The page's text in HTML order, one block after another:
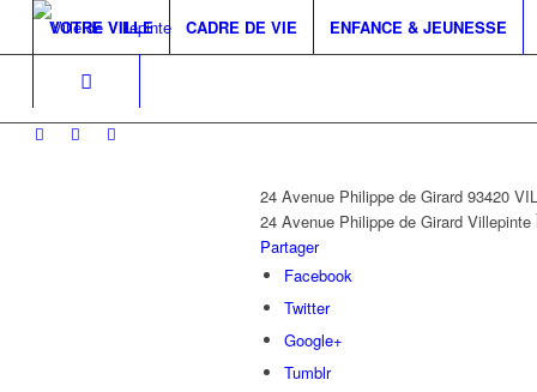
VOTRE VILLE CADRE DE VIE ENFANCE & JEUNESSE
24 Avenue Philippe de Girard 93420
24 Avenue Philippe de Girard Villepinte
Partager
Facebook
Twitter
Google+
Tumblr